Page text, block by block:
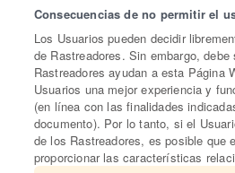
Consecuencias de no permitir el
Los Usuarios pueden decidir
de Rastreadores. Sin embargo, debe
Rastreadores ayudan a esta Página
Usuarios una mejor experiencia y
(en línea con las finalidades
documento). Por lo tanto, si el
de los Rastreadores, es posible que
proporcionar las características